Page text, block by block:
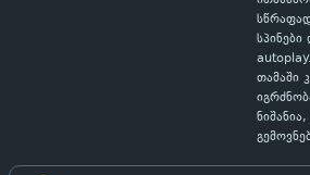
თამაში